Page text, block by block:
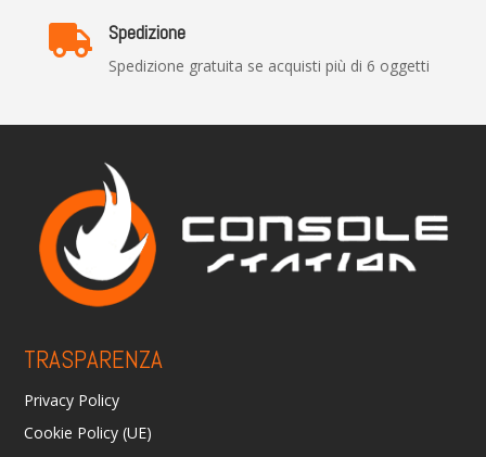
 Spedizione
Spedizione gratuita se acquisti più di 6 oggetti
TRASPARENZA
Privacy Policy
Cookie Policy (UE)